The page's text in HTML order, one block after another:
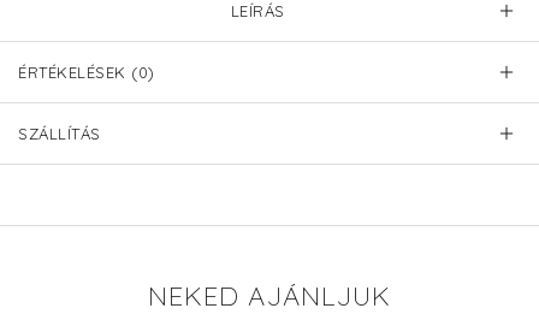
LEÍRÁS
ÉRTÉKELÉSEK (0)
SZÁLLÍTÁS
NEKED AJÁNLJUK